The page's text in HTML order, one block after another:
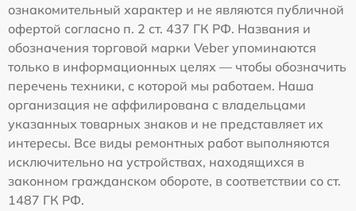
ознакомительный характер и не являются публичной
офертой согласно п. 2 ст. 437 ГК РФ. Названия и
обозначения торговой марки Veber упоминаются
только в информационных целях — чтобы обозначить
перечень техники, с которой мы работаем. Наша
организация не аффилирована с владельцами
указанных товарных знаков и не представляет их
интересы. Все виды ремонтных работ выполняются
исключительно на устройствах, находящихся в
законном гражданском обороте, в соответствии со ст.
1487 ГК РФ.